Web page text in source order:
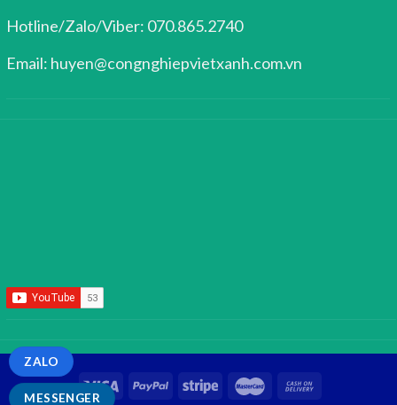
Hotline/Zalo/Viber: 070.865.2740
Email: huyen@congnghiepvietxanh.com.vn
MESSENGER
ZALO